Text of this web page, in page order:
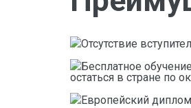
Отсутствие
Бесплатное
остаться в стране по
Европейский